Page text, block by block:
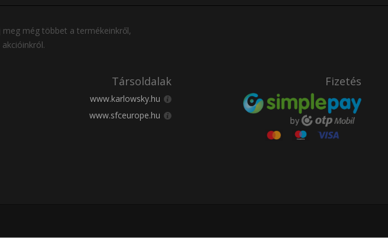
még többet a termékeinkről,
Társoldalak
www.karlowsky.hu
www.sfceurope.hu
Fizetés